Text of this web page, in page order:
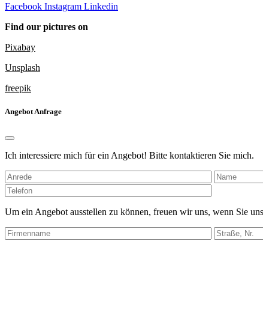
Facebook Instagram Linkedin
Find our pictures on
Pixabay
Unsplash
freepik
Angebot Anfrage
Ich interessiere mich für ein Angebot! Bitte kontaktieren Sie mich.
Bitte
lasse
dieses
leer.
Um ein Angebot ausstellen zu können, freuen wir uns, wenn Sie